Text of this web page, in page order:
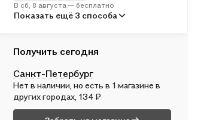
В сб, 8 августа — бесплатно
В пунктах выдачи
В вс, 9 августа — от 311 ₽
Почтой России
В пн, 10 августа — от 493 ₽
Показать ещё 3 способа
Получить сегодня
Санкт-Петербург
Нет в наличии, но есть в 1 магазине в
других городах, 134 ₽